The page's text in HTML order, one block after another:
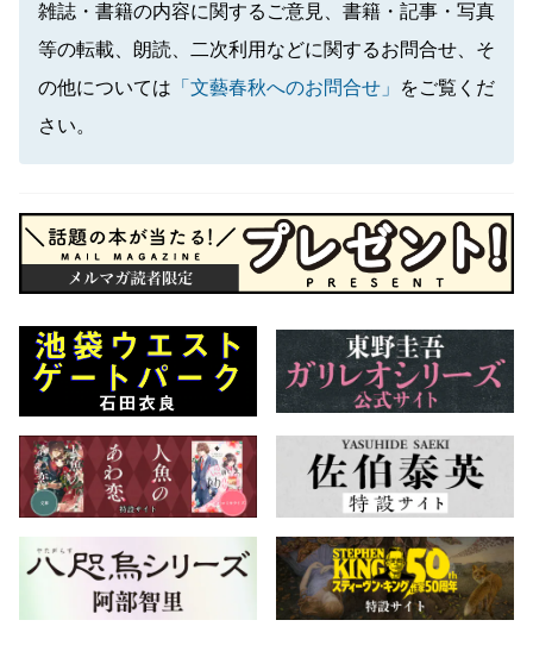
雑誌・書籍の内容に関するご意見、書籍・記事・写真
等の転載、朗読、二次利用などに関するお問合せ、そ
の他については 「文藝春秋へのお問合せ」
をご覧くだ
さい。